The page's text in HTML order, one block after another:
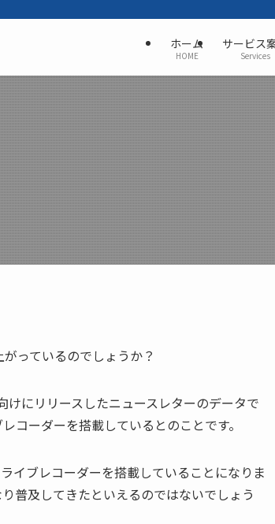
ホーム
HOME
サービス
Services
っているのでしょうか？
けにリリースしたニュースレターのデータで
コーダーを搭載しているとのことです。
イブレコーダーを搭載していることになりま
普及してきたといえるのではないでしょう